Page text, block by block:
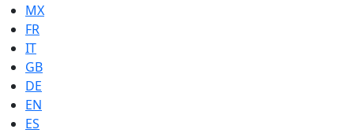
MX
FR
IT
GB
DE
EN
ES